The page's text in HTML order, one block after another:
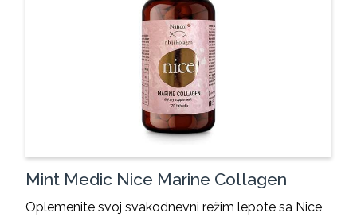
Mint Medic Nice Marine Collagen
Oplemenite svoj svakodnevni režim lepote sa Nice